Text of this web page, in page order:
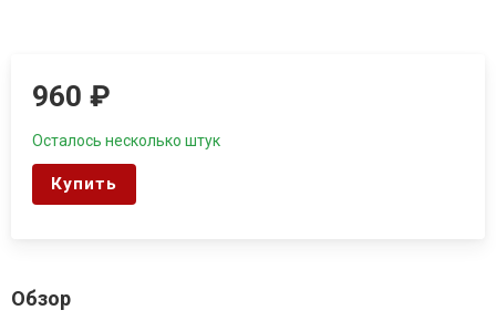
960₽
Осталось несколько штук
Купить
Обзор